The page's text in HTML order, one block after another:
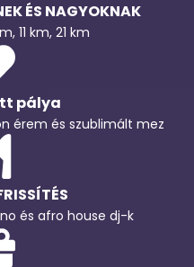
ÉS NAGYOKNAK
11 km, 21 km
pálya
érem és szublimált mez
és afro house dj-k